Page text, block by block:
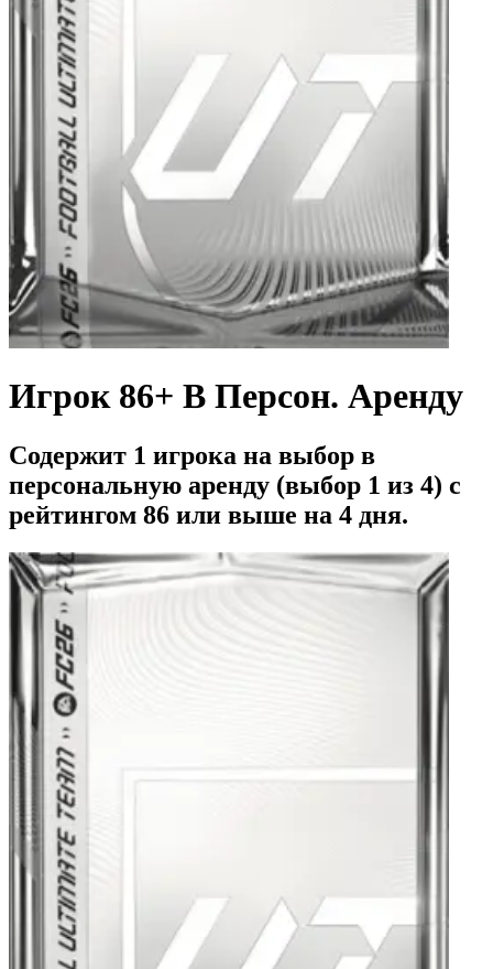
Игрок 86+ В Персон. Аренду
Содержит 1 игрока на выбор в
персональную аренду (выбор 1 из 4) с
рейтингом 86 или выше на 4 дня.